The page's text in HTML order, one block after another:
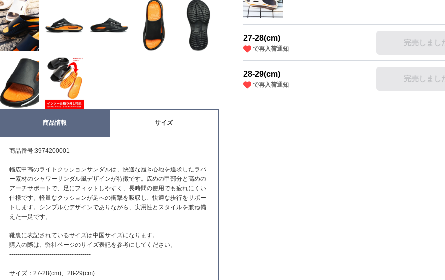
27-28(cm)
で再入荷通知
完売しまし
28-29(cm)
で再入荷通知
完売しまし
商品情報 サイズ
商品番号:3974200001
幅広甲高のライトクッションサンダルは、快適な履き心地を追求したラバ
ー素材のシャワーサンダル風デザインが特徴です。広めの甲部分と高めの
アーチサポートで、足にフィットしやすく、長時間の使用でも疲れにくい
仕様です。軽量なクッションが足への衝撃を吸収し、快適な歩行をサポー
トします。シンプルなデザインでありながら、実用性とスタイルを兼ね備
えた一足です。
-----------------------------------------
靴裏に表記されているサイズは中国サイズになります。
購入の際は、弊社ページのサイズ表記を参考にしてください。
-----------------------------------------
サイズ：27-28(cm)、28-29(cm)